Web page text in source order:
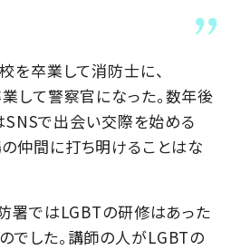
を卒業して消防士に、
して警察官になった。数年後
SNSで出会い交際を始める
仲間に打ち明けることはな
署ではLGBTの研修はあった
でした。講師の人がLGBTの